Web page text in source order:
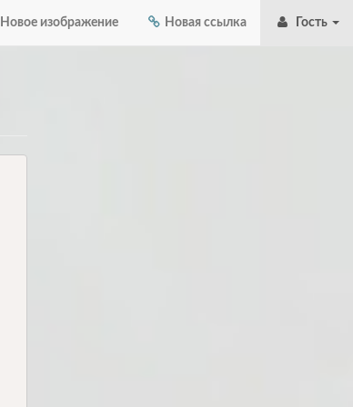
Новое изображение Новая ссылка Гость